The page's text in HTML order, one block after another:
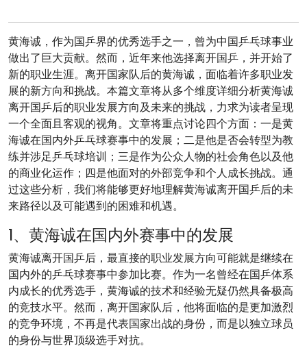
黄海诚，作为国乒界的优秀选手之一，曾为中国乒乓球事业
做出了巨大贡献。然而，近年来他选择离开国乒，并开始了
新的职业生涯。离开国家队后的黄海诚，面临着许多职业发
展的新方向和挑战。本篇文章将从多个维度详细分析黄海诚
离开国乒后的职业发展方向及未来的挑战，力求为读者呈现
一个全面且客观的视角。文章将重点讨论四个方面：一是黄
海诚在国内外乒乓球赛事中的发展；二是他是否会转型为教
练并涉足乒乓球培训；三是作为公众人物的社会角色以及他
的商业化运作；四是他面对的外部竞争和个人成长挑战。通
过这些分析，我们将能够更好地理解黄海诚离开国乒后的未
来路径以及可能遇到的困难和机遇。
1、黄海诚在国内外赛事中的发展
黄海诚离开国乒后，最直接的职业发展方向可能就是继续在
国内外的乒乓球赛事中参加比赛。作为一名曾经在国乒体系
内成长的优秀选手，黄海诚的技术和经验无疑仍然具备极高
的竞技水平。然而，离开国家队后，他将面临的是更加激烈
的竞争环境，不再是代表国家出战的身份，而是以独立球员
的身份与世界顶级选手对抗。